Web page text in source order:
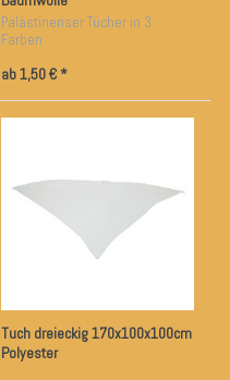
Palästinenser Tücher in 3
Farben
ab 1,50 € *
Tuch dreieckig 170x100x100cm
Polyester